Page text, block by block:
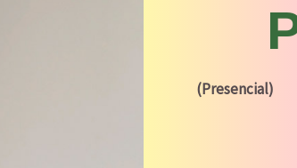
(Presencial)